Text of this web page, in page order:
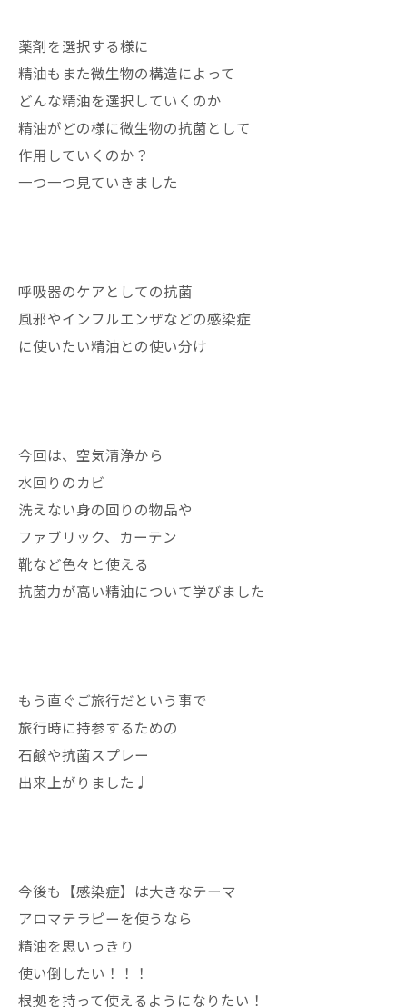
薬剤を選択する様に
精油もまた微生物の構造によって
どんな精油を選択していくのか
精油がどの様に微生物の抗菌として
作用していくのか？
一つ一つ見ていきました
呼吸器のケアとしての抗菌
風邪やインフルエンザなどの感染症
に使いたい精油との使い分け
今回は、空気清浄から
水回りのカビ
洗えない身の回りの物品や
ファブリック、カーテン
靴など色々と使える
抗菌力が高い精油について学びました
もう直ぐご旅行だという事で
旅行時に持参するための
石鹸や抗菌スプレー
出来上がりました♩
今後も【感染症】は大きなテーマ
アロマテラピーを使うなら
精油を思いっきり
使い倒したい！！！
根拠を持って使えるようになりたい！